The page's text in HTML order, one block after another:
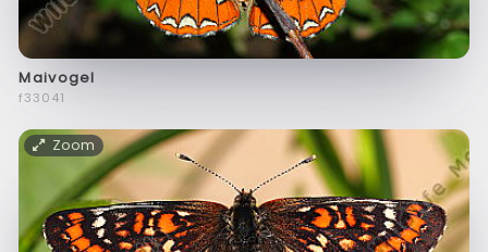
Maivogel
f33041
Zoom